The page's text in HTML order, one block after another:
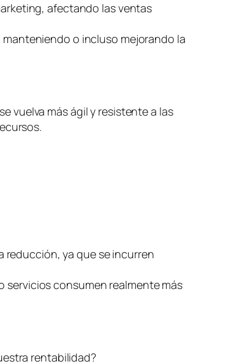
afectando las ventas
o incluso mejorando la
vuelva más ágil y resistente a las
reducción, ya que se incurren
servicios consumen realmente más
rentabilidad?